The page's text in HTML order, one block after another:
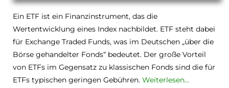
Ein ETF ist ein Finanzinstrument, das die
Wertentwicklung eines Index nachbildet. ETF steht dabei
für Exchange Traded Funds, was im Deutschen „über die
Börse gehandelter Fonds“ bedeutet. Der große Vorteil
von ETFs im Gegensatz zu klassischen Fonds sind die für
ETFs typischen geringen Gebühren. Weiterlesen…